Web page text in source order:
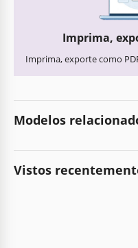
Imprima,
Imprima, exporte como
Modelos
Vistos